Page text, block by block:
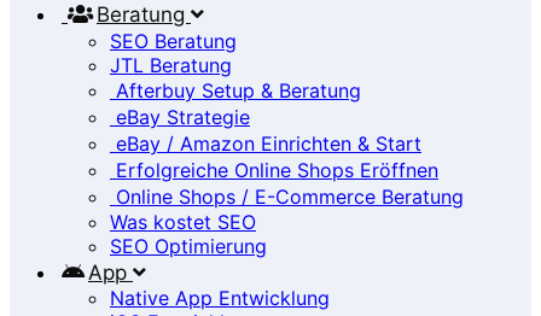
Beratung
SEO Beratung
JTL Beratung
Afterbuy Setup & Beratung
eBay Strategie
eBay / Amazon Einrichten & Start
Erfolgreiche Online Shops Eröffnen
Online Shops / E-Commerce Beratung
Was kostet SEO
SEO Optimierung
App
Native App Entwicklung